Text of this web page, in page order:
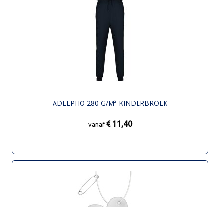
ADELPHO 280 G/M² KINDERBROEK
vanaf € 11,40